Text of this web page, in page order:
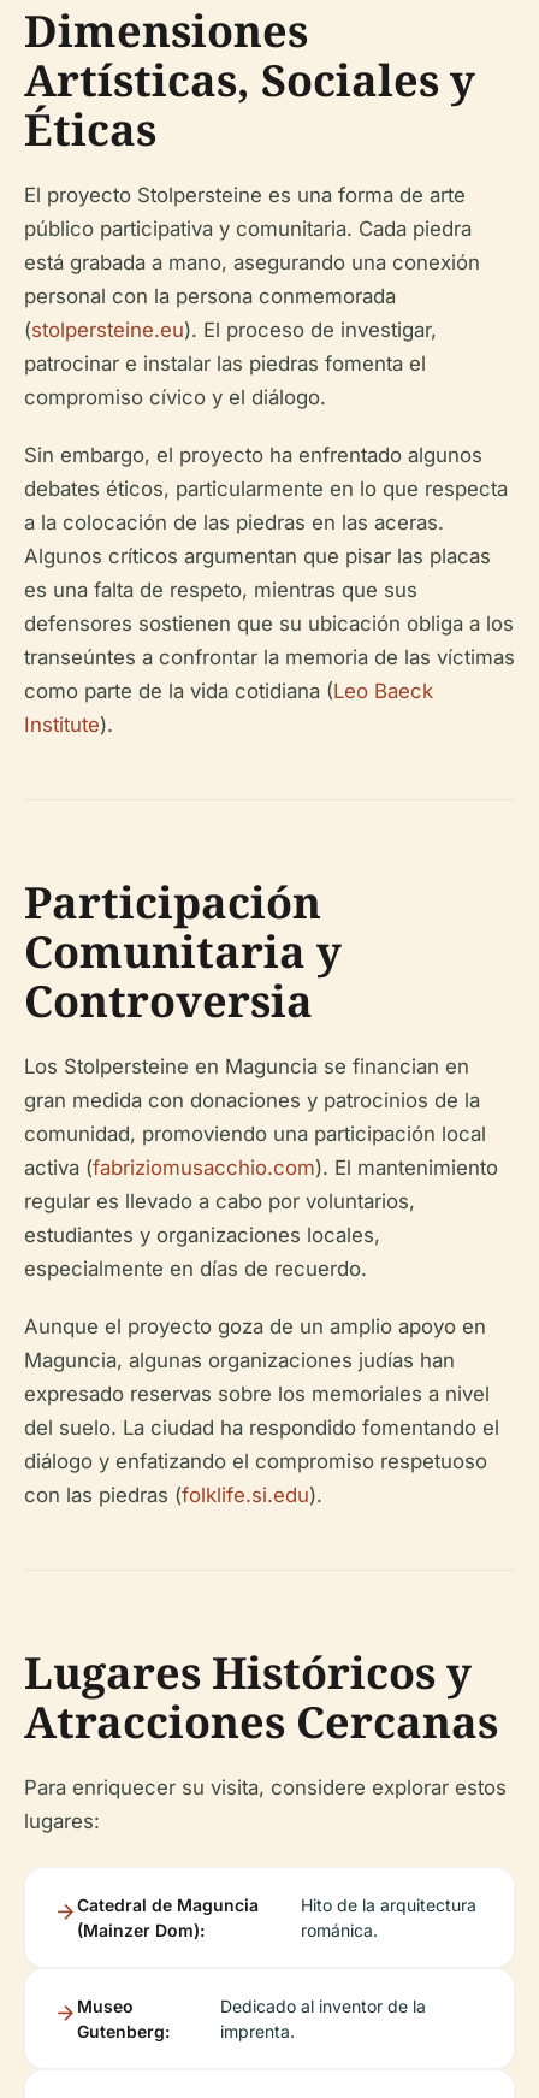
Dimensiones
Artísticas, Sociales y
Éticas
El proyecto Stolpersteine es una forma de arte
público participativa y comunitaria. Cada piedra
está grabada a mano, asegurando una conexión
personal con la persona conmemorada
(stolpersteine.eu). El proceso de investigar,
patrocinar e instalar las piedras fomenta el
compromiso cívico y el diálogo.
Sin embargo, el proyecto ha enfrentado algunos
debates éticos, particularmente en lo que respecta
a la colocación de las piedras en las aceras.
Algunos críticos argumentan que pisar las placas
es una falta de respeto, mientras que sus
defensores sostienen que su ubicación obliga a los
transeúntes a confrontar la memoria de las víctimas
como parte de la vida cotidiana (Leo Baeck
Institute).
Participación
Comunitaria y
Controversia
Los Stolpersteine en Maguncia se financian en
gran medida con donaciones y patrocinios de la
comunidad, promoviendo una participación local
activa (fabriziomusacchio.com). El mantenimiento
regular es llevado a cabo por voluntarios,
estudiantes y organizaciones locales,
especialmente en días de recuerdo.
Aunque el proyecto goza de un amplio apoyo en
Maguncia, algunas organizaciones judías han
expresado reservas sobre los memoriales a nivel
del suelo. La ciudad ha respondido fomentando el
diálogo y enfatizando el compromiso respetuoso
con las piedras (folklife.si.edu).
Lugares Históricos y
Atracciones Cercanas
Para enriquecer su visita, considere explorar estos
lugares:
Catedral de Maguncia
(Mainzer Dom):
Hito de la arquitectura
románica.
Museo
Gutenberg:
Dedicado al inventor de la
imprenta.